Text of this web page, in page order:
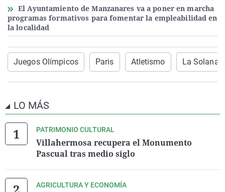
El Ayuntamiento de Manzanares va a poner en marcha
programas formativos para fomentar la empleabilidad en
la localidad
Juegos Olímpicos Paris Atletismo La Solana
LO MÁS
PATRIMONIO CULTURAL
Villahermosa recupera el Monumento
Pascual tras medio siglo
AGRICULTURA Y ECONOMÍA